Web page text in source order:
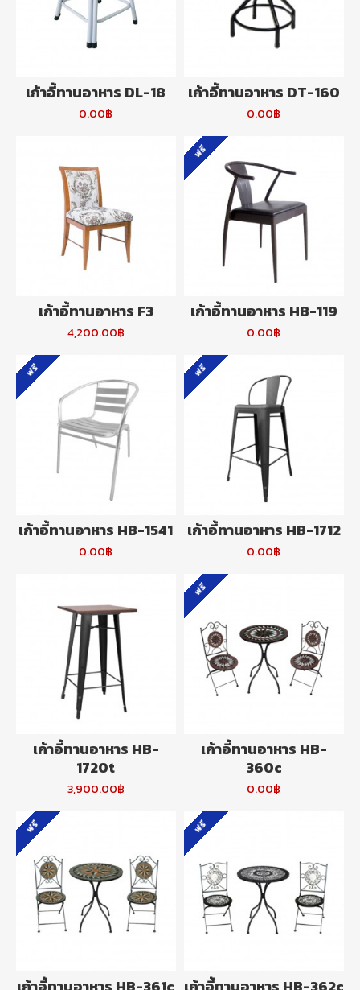
เก้าอี้ทานอาหาร DL-18
0.00฿
เก้าอี้ทานอาหาร DT-160
0.00฿
เก้าอี้ทานอาหาร F3
4,200.00฿
ฟรี
เก้าอี้ทานอาหาร HB-119
0.00฿
ฟรี
เก้าอี้ทานอาหาร HB-1541
0.00฿
ฟรี
เก้าอี้ทานอาหาร HB-1712
0.00฿
เก้าอี้ทานอาหาร HB-
1720t
3,900.00฿
ฟรี
เก้าอี้ทานอาหาร HB-
360c
0.00฿
ฟรี ฟรี